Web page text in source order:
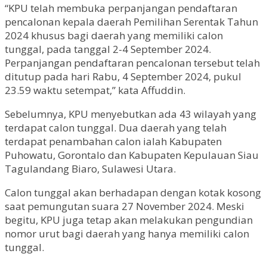
“KPU telah membuka perpanjangan pendaftaran
pencalonan kepala daerah Pemilihan Serentak Tahun
2024 khusus bagi daerah yang memiliki calon
tunggal, pada tanggal 2-4 September 2024.
Perpanjangan pendaftaran pencalonan tersebut telah
ditutup pada hari Rabu, 4 September 2024, pukul
23.59 waktu setempat,” kata Affuddin.
Sebelumnya, KPU menyebutkan ada 43 wilayah yang
terdapat calon tunggal. Dua daerah yang telah
terdapat penambahan calon ialah Kabupaten
Puhowatu, Gorontalo dan Kabupaten Kepulauan Siau
Tagulandang Biaro, Sulawesi Utara.
Calon tunggal akan berhadapan dengan kotak kosong
saat pemungutan suara 27 November 2024. Meski
begitu, KPU juga tetap akan melakukan pengundian
nomor urut bagi daerah yang hanya memiliki calon
tunggal.